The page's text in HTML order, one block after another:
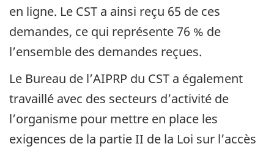
en ligne. Le CST a ainsi reçu 65 de ces
demandes, ce qui représente 76 % de
l’ensemble des demandes reçues.
Le Bureau de l’AIPRP du CST a également
travaillé avec des secteurs d’activité de
l’organisme pour mettre en place les
exigences de la partie II de la Loi sur l’accès